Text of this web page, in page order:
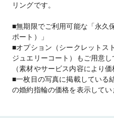
リングです。
■無期限でご利用可能な「永久
ポート）」
■オプション（シークレットス
ジュエリーコート）もご用意し
（素材やサービス内容により価
■一枚目の写真に掲載している
の婚約指輪の価格を表示してい